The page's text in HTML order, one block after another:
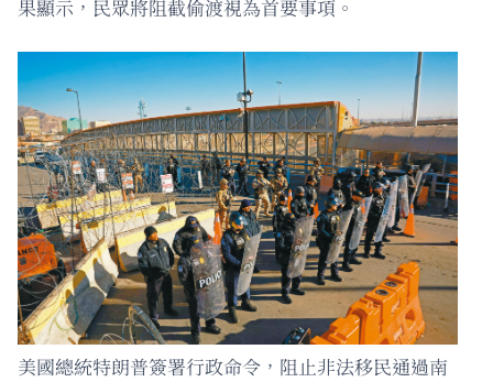
果顯示，民眾將阻截偷渡視為首要事項。
美國總統特朗普簽署行政命令，阻止非法移民通過南